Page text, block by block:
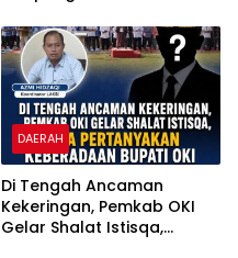
Aman dan Nyaman
DAERAH
Di Tengah Ancaman
Kekeringan, Pemkab OKI
Gelar Shalat Istisqa,